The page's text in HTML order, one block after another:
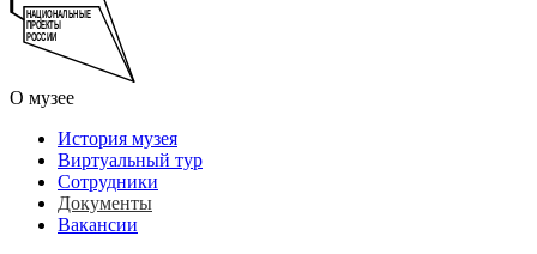
О музее
История музея
Виртуальный тур
Сотрудники
Документы
Вакансии